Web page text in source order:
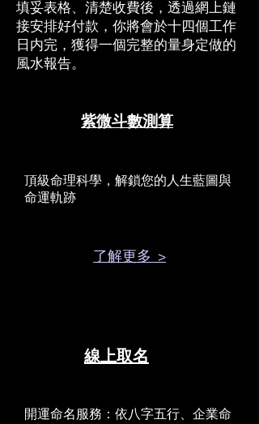
填妥表格、清楚收費後，透過網上鏈
接安排好付款，​你將會於十四個工作
日内完，獲得一個完整的量身定做的
風水報告。
紫微斗數測算
頂級命理科學，解鎖您的人生藍圖與
命運軌跡
了解更多 >
線上取名
開運命名服務：依八字五行、企業命